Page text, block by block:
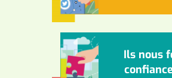
Ils nous